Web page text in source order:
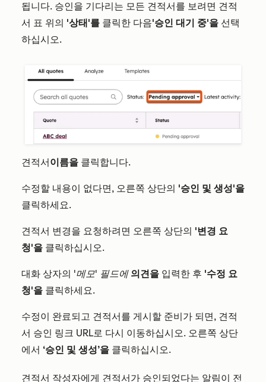
됩니다. 승인을 기다리는 모든 견적서를 보려면 견적
서 표 위의 '상태'를 클릭한 다음'승인 대기 중'을 선택
하십시오.
견적서이름을 클릭합니다.
수정할 내용이 없다면, 오른쪽 상단의 '승인 및 생성'을
클릭하세요.
견적서 변경을 요청하려면 오른쪽 상단의 '변경 요
청'을 클릭하십시오.
대화 상자의 '메모' 필드에 의견을 입력한 후 '수정 요
청'을 클릭하세요.
수정이 완료되고 견적서를 게시할 준비가 되면, 견적
서 승인 링크 URL로 다시 이동하십시오. 오른쪽 상단
에서 ‘승인 및 생성’을 클릭하십시오.
견적서 작성자에게 견적서가 승인되었다는 알림이 전